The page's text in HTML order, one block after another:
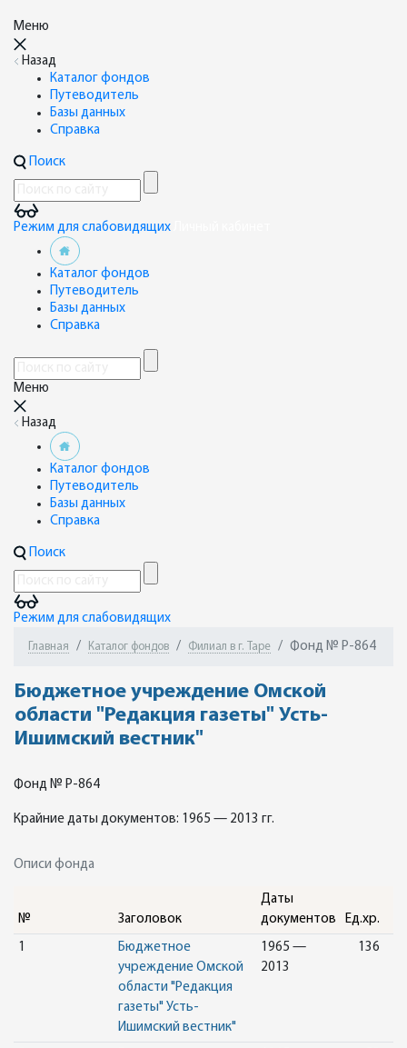
Меню
Назад
Каталог фондов
Путеводитель
Базы данных
Справка
Поиск
Режим для слабовидящих
Каталог фондов
Путеводитель
Базы данных
Справка
Меню
Назад
Каталог фондов
Путеводитель
Базы данных
Справка
Поиск
Режим для слабовидящих
Главная Каталог фондов Филиал в г. Таре Фонд № Р-864
Бюджетное учреждение Омской
области "Редакция газеты" Усть-
Ишимский вестник"
Фонд № Р-864
Крайние даты документов: 1965 — 2013 гг.
Описи фонда
№ Заголовок
Даты
документов
Ед.хр.
1
Бюджетное
учреждение Омской
области "Редакция
газеты" Усть-
Ишимский вестник"
1965 —
2013
136